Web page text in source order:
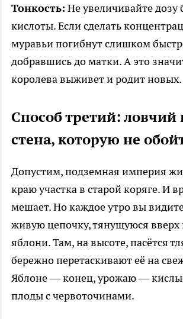
Тонкость: Не увеличивайте дозу
кислоты. Если сделать
муравьи погибнут слишком
добравшись до матки. А это
королева выживет и родит новых.
Способ третий:
стена, которую не
Допустим, подземная империя
краю участка в старой коряге. И
мешает. Но каждое утро вы
живую цепочку, тянущуюся вверх
яблони. Там, на высоте, пасётся
бережно перетаскивают её на
Яблоне — конец, урожаю —
плоды с червоточинами.